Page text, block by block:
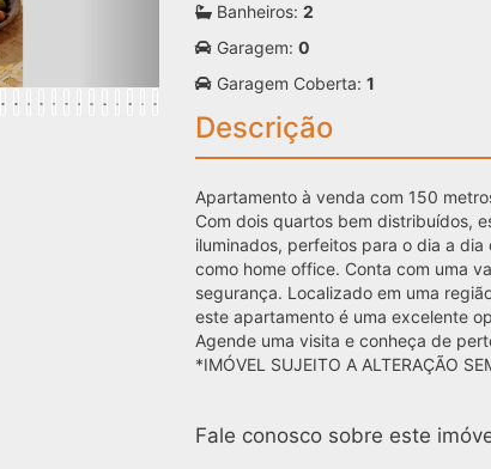
Banheiros: 2
Garagem: 0
Garagem Coberta: 1
Descrição
Apartamento à venda com 150
Com dois quartos bem distribuídos,
iluminados, perfeitos para o dia a
como home office. Conta com uma
segurança. Localizado em uma
este apartamento é uma excelente
Agende uma visita e conheça de
*IMÓVEL SUJEITO A ALTERAÇÃO
Fale conosco sobre este